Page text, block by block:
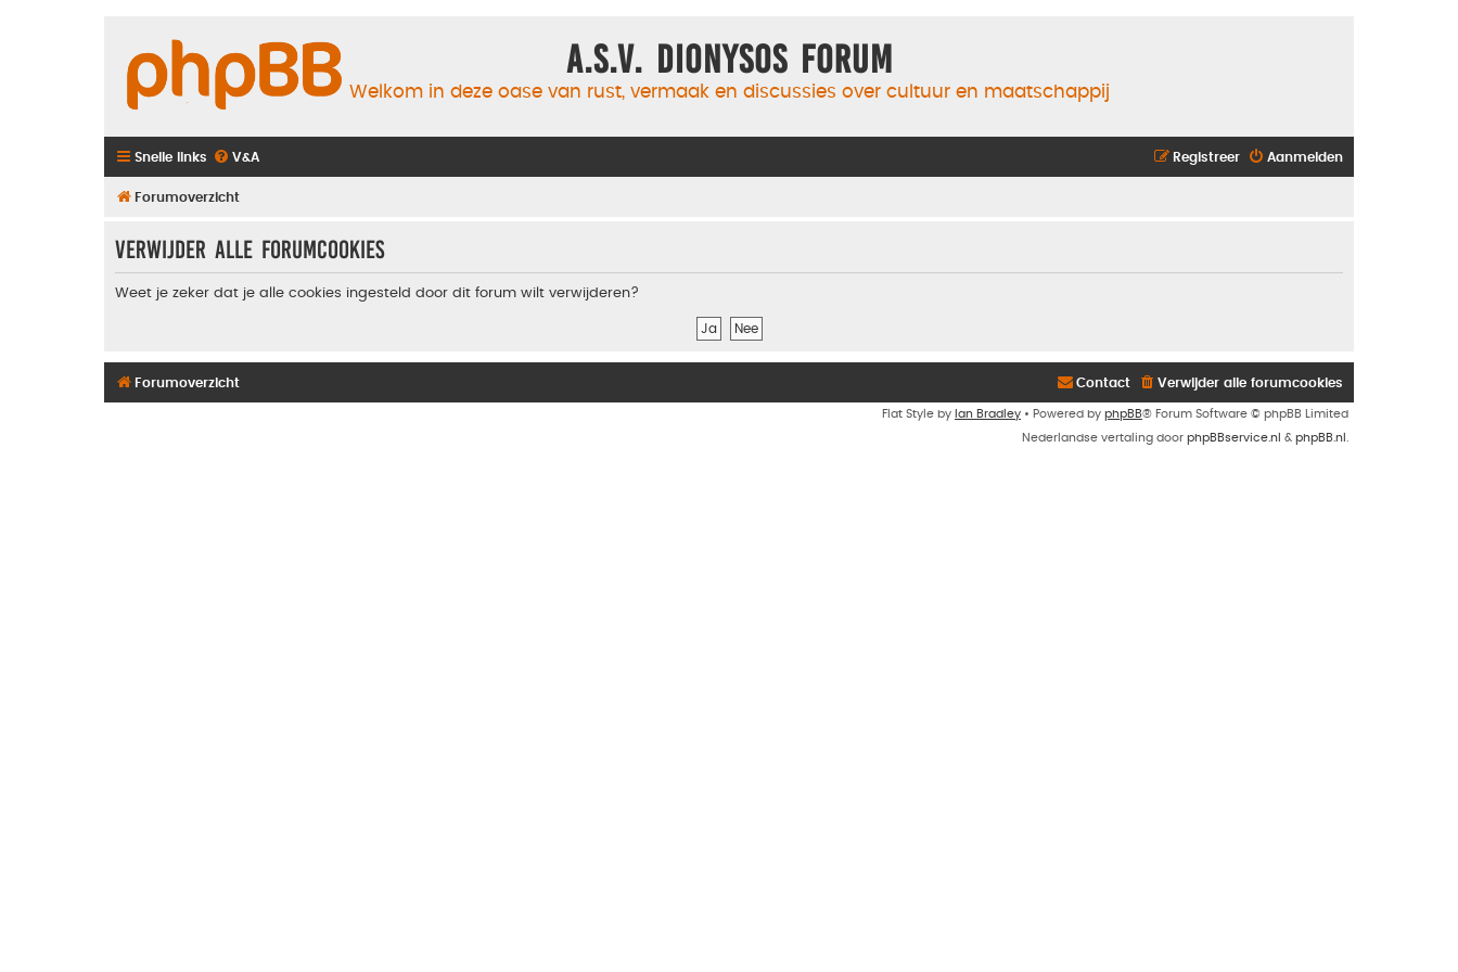
A.S.V. Dionysos Forum
Welkom in deze oase van rust, vermaak en discussies over cultuur en maatschappij
Snelle links V&A Aanmelden
Registreer
Forumoverzicht
Verwijder alle forumcookies
Weet je zeker dat je alle cookies ingesteld door dit forum wilt verwijderen?
Forumoverzicht Verwijder alle forumcookies
Contact
Flat Style by Ian Bradley • Powered by phpBB® Forum Software © phpBB Limited
Nederlandse vertaling door phpBBservice.nl & phpBB.nl .